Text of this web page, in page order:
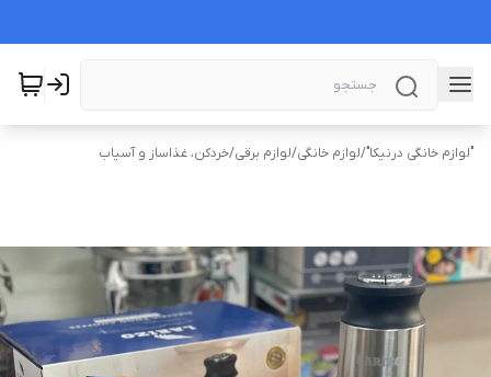
"لوازم خانگی درنیکا"/لوازم خانگی/لوازم برقی/خردکن، غذاساز و آسیاب